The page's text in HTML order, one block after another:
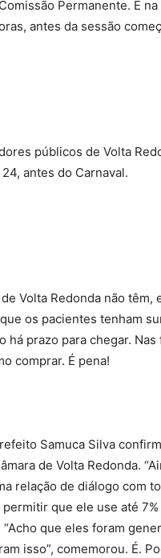
Permanente. E
antes da sessão
públicos de Volta
antes do Carnaval.
Volta Redonda não
os pacientes tenham
há prazo para chegar.
comprar. É pena!
Samuca Silva
de Volta Redonda.
relação de diálogo com
que ele use até
que eles foram
isso”, comemorou. É.